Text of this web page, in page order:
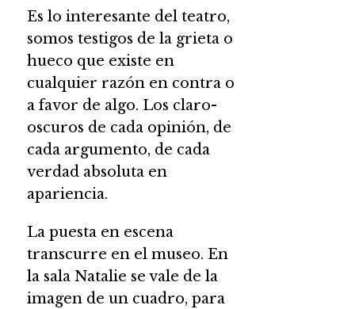
Es lo interesante del teatro,
somos testigos de la grieta o
hueco que existe en
cualquier razón en contra o
a favor de algo. Los claro-
oscuros de cada opinión, de
cada argumento, de cada
verdad absoluta en
apariencia.
La puesta en escena
transcurre en el museo. En
la sala Natalie se vale de la
imagen de un cuadro, para